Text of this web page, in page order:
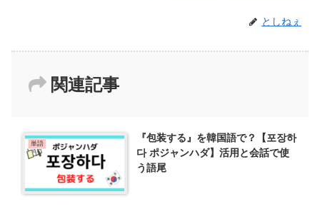
としねぇ
関連記事
単語
『包装する』を韓国語で？【포장하
다 ポジャンハダ】活用と会話で使
う語尾